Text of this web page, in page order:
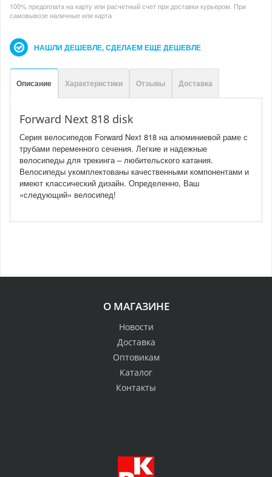
100% предоплата на карту или расчетный счет при доставки курьером. При
самовывозе наличные или карта
НАШЛИ ДЕШЕВЛЕ, СДЕЛАЕМ ЕЩЕ ДЕШЕВЛЕ
Описание Характеристики Отзывы Доставка
Forward Next 818 disk
Серия велосипедов Forward Next 818 на алюминиевой раме с
трубами переменного сечения. Легкие и надежные
велосипеды для трекинга – любительского катания.
Велосипеды укомплектованы качественными компонентами и
имеют классический дизайн. Определенно, Ваш
«следующий» велосипед!
О МАГАЗИНЕ
Новости
Доставка
Оптовикам
Каталог
Контакты